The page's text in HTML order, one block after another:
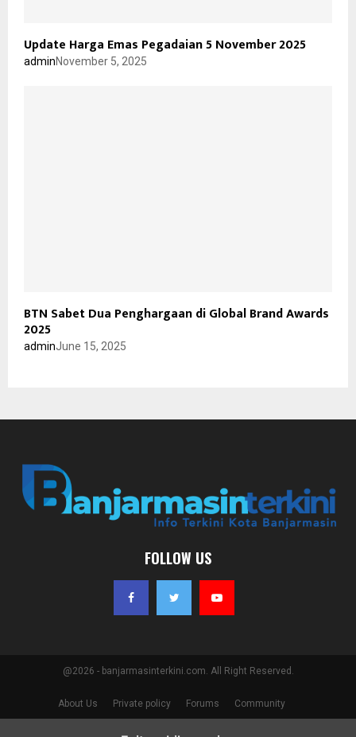
Update Harga Emas Pegadaian 5 November 2025
adminNovember 5, 2025
BTN Sabet Dua Penghargaan di Global Brand Awards
2025
adminJune 15, 2025
FOLLOW US
@2026 - banjarmasinterkini.com. All Right Reserved.
About Us Private policy Forums Community